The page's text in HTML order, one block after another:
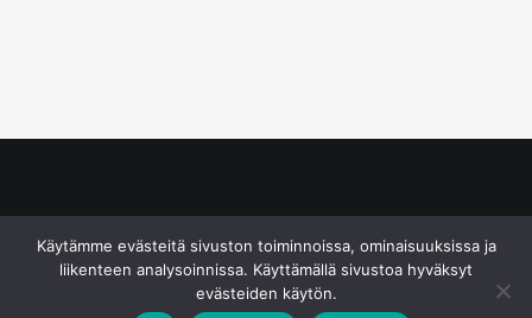
Käytämme evästeitä sivuston toiminnoissa, ominaisuuksissa ja
liikenteen analysoinnissa. Käyttämällä sivustoa hyväksyt
evästeiden käytön.